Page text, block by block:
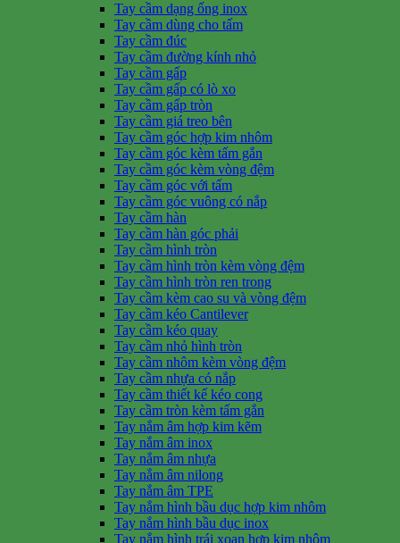
Tay cầm dạng ống inox
Tay cầm dùng cho tấm
Tay cầm đúc
Tay cầm đường kính nhỏ
Tay cầm gấp
Tay cầm gấp có lò xo
Tay cầm gấp tròn
Tay cầm giá treo bên
Tay cầm góc hợp kim nhôm
Tay cầm góc kèm tấm gắn
Tay cầm góc kèm vòng đệm
Tay cầm góc với tấm
Tay cầm góc vuông có nắp
Tay cầm hàn
Tay cầm hàn góc phải
Tay cầm hình tròn
Tay cầm hình tròn kèm vòng đệm
Tay cầm hình tròn ren trong
Tay cầm kèm cao su và vòng đệm
Tay cầm kéo Cantilever
Tay cầm kéo quay
Tay cầm nhỏ hình tròn
Tay cầm nhôm kèm vòng đệm
Tay cầm nhựa có nắp
Tay cầm thiết kế kéo cong
Tay cầm tròn kèm tấm gắn
Tay nắm âm hợp kim kẽm
Tay nắm âm inox
Tay nắm âm nhựa
Tay nắm âm nilong
Tay nắm âm TPE
Tay nắm hình bầu dục hợp kim nhôm
Tay nắm hình bầu dục inox
Tay nắm hình trái xoan hợp kim nhôm